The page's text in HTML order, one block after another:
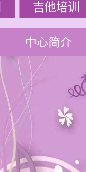
吉他培训
中心简介